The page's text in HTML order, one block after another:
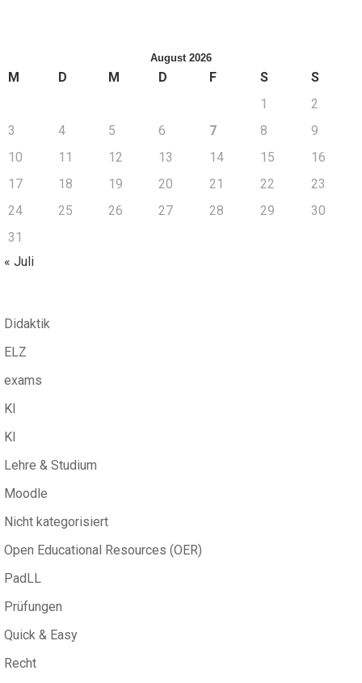
August 2026
M D M D F S
S
1
2
3
4 5 6 7 8
9
10
11 12 13 14 15
16
17
18 19 20 21 22
23
24
25 26 27 28 29
30
31
« Juli
Didaktik
ELZ
exams
KI
KI
Lehre & Studium
Moodle
Nicht kategorisiert
Open Educational Resources (OER)
PadLL
Prüfungen
Quick & Easy
Recht